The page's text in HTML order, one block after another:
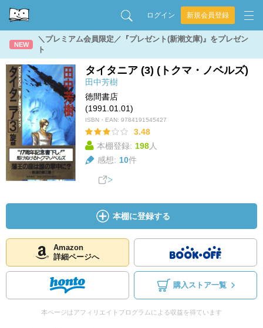
ログイン 新規会員登録
NEW
＼プレミアム会員限定／『プレゼント(新潮文庫)』をプレゼン
ト
タイタニア (3) (トクマ・ノベルズ)
田中芳樹
徳間書店
(1991.01.01)
ISBN・EAN: 9784191545427
3.48
本棚登録: 198人
感想: 10件
本棚に登録する
Amazon
詳細ページへ
購入ストア一覧
本ページはアフィリエイトプログラムによる収益を得ています